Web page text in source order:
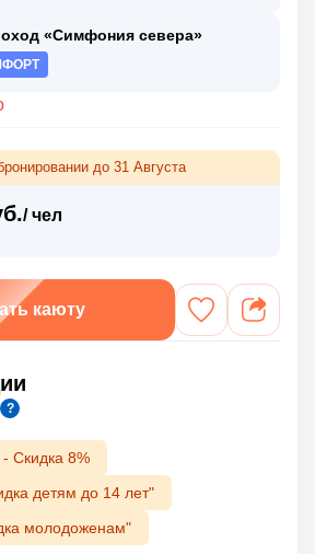
«Симфония севера»
до 31 Августа
/ чел
каюту
?
Скидка 8%
детям до 14 лет"
молодоженам"